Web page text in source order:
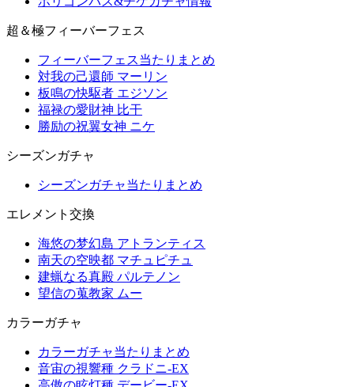
超＆極フィーバーフェス
フィーバーフェス当たりまとめ
対我の己還師 マーリン
板鳴の快駆者 エジソン
福禄の愛財神 比干
勝励の祝翼女神 ニケ
シーズンガチャ
シーズンガチャ当たりまとめ
エレメント交換
海悠の梦幻島 アトランティス
南天の空映都 マチュピチュ
建蝋なる真殿 パルテノン
望信の蒐教家 ムー
カラーガチャ
カラーガチャ当たりまとめ
音宙の視響種 クラドニ-EX